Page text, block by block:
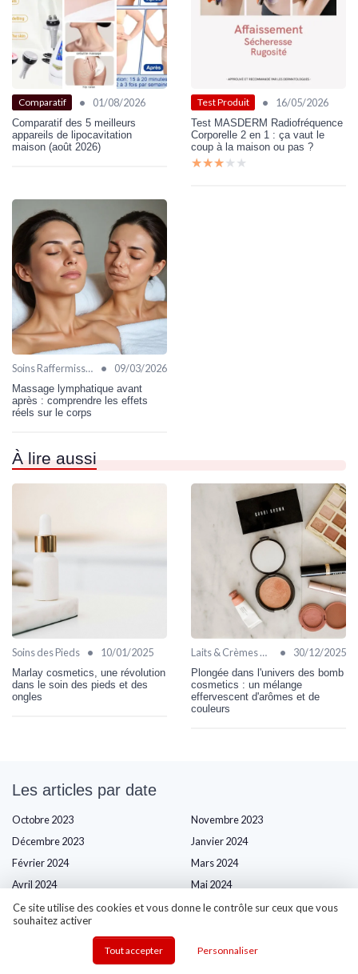
Comparatif • 01/08/2026
Comparatif des 5 meilleurs
appareils de lipocavitation
maison (août 2026)
Test Produit • 16/05/2026
Test MASDERM Radiofréquence
Corporelle 2 en 1 : ça vaut le
coup à la maison ou pas ?
★★★★★
★★★★★
Soins Raffermissants • 09/03/2026
Massage lymphatique avant
après : comprendre les effets
réels sur le corps
À lire aussi
Soins des Pieds • 10/01/2025
Marlay cosmetics, une révolution
dans le soin des pieds et des
ongles
Laits & Crèmes Hydratantes • 30/12/2025
Plongée dans l'univers des bomb
cosmetics : un mélange
effervescent d'arômes et de
couleurs
Les articles par date
Octobre 2023
Novembre 2023
Décembre 2023
Janvier 2024
Février 2024
Mars 2024
Avril 2024
Mai 2024
Juin 2024
Juillet 2024
Août 2024
Novembre 2024
Ce site utilise des cookies et vous donne le contrôle sur ceux que vous
souhaitez activer
Tout accepter Personnaliser